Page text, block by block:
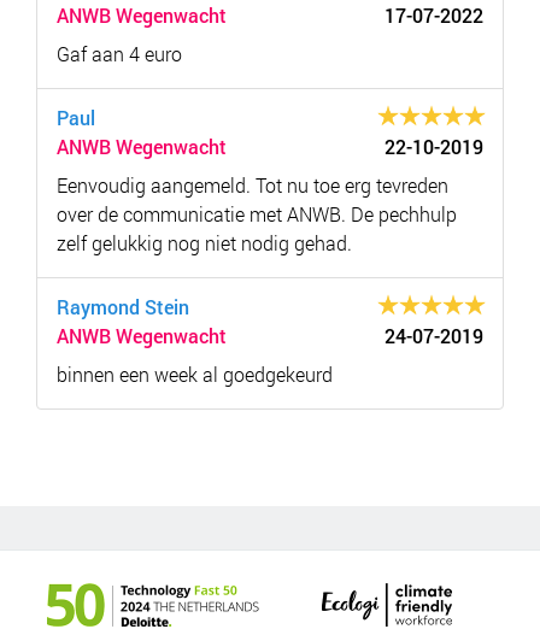
ANWB Wegenwacht
17-07-2022
Gaf aan 4 euro
Paul
ANWB Wegenwacht
22-10-2019
Eenvoudig aangemeld. Tot nu toe erg tevreden
over de communicatie met ANWB. De pechhulp
zelf gelukkig nog niet nodig gehad.
Raymond Stein
ANWB Wegenwacht
24-07-2019
binnen een week al goedgekeurd